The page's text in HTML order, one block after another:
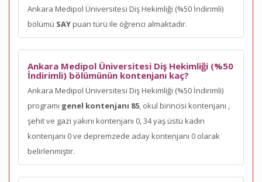
Ankara Medipol Üniversitesi Diş Hekimliği (%50 İndirimli)
bölümü SAYpuan türü ile öğrenci almaktadır.
Ankara Medipol Üniversitesi Diş Hekimliği (%50
İndirimli) bölümünün kontenjanı kaç?
Ankara Medipol Üniversitesi Diş Hekimliği (%50 İndirimli)
programı genel kontenjanı 85, okul birincisi kontenjanı ,
şehit ve gazi yakını kontenjanı 0, 34 yaş üstü kadın
kontenjanı 0 ve depremzede aday kontenjanı 0 olarak
belirlenmiştir.